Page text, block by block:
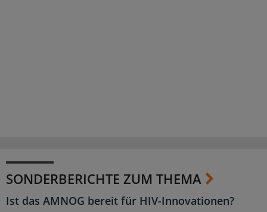
SONDERBERICHTE ZUM THEMA
Ist das AMNOG bereit für HIV-Innovationen?